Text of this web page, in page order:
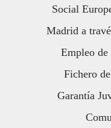
Social
Madrid a
Empleo de
Fichero
Garantía